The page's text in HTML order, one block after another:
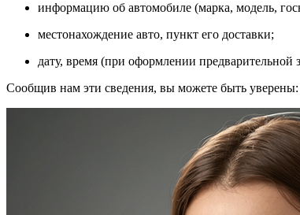
информацию об автомобиле (марка, модель,
местонахождение авто, пункт его доставки;
дату, время (при оформлении предварительной
Сообщив нам эти сведения, вы можете быть уверены: